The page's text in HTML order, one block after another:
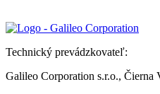
Technický prevádzkovateľ:
Galileo Corporation s.r.o., Čierna